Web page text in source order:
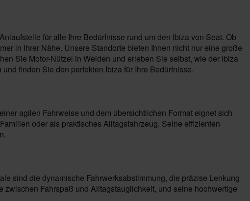
für alle Ihre Bedürfnisse rund um den Ibiza von Seat. Ob
in Ihrer Nähe. Unsere Standorte bieten Ihnen nicht nur eine große
Sie Motor-Nützel in Weiden und erleben Sie selbst, wie der Ibiza
finden Sie den perfekten Ibiza für Ihre Bedürfnisse.
agilen Fahrweise und dem übersichtlichen Format eignet sich
oder als praktisches Alltagsfahrzeug. Seine effizienten
sind die dynamische Fahrwerksabstimmung, die präzise Lenkung
Fahrspaß und Alltagstauglichkeit, und seine hochwertige